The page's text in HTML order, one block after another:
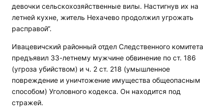
девочки сельскохозяйственные вилы. Настигнув их на
летней кухне, житель Нехачево продолжил угрожать
расправой“.
Ивацевичский районный отдел Следственного комитета
предъявил 33-летнему мужчине обвинение по ст. 186
(угроза убийством) и ч. 2 ст. 218 (умышленное
повреждение и уничтожение имущества общеопасным
способом) Уголовного кодекса. Он находится под
стражей.